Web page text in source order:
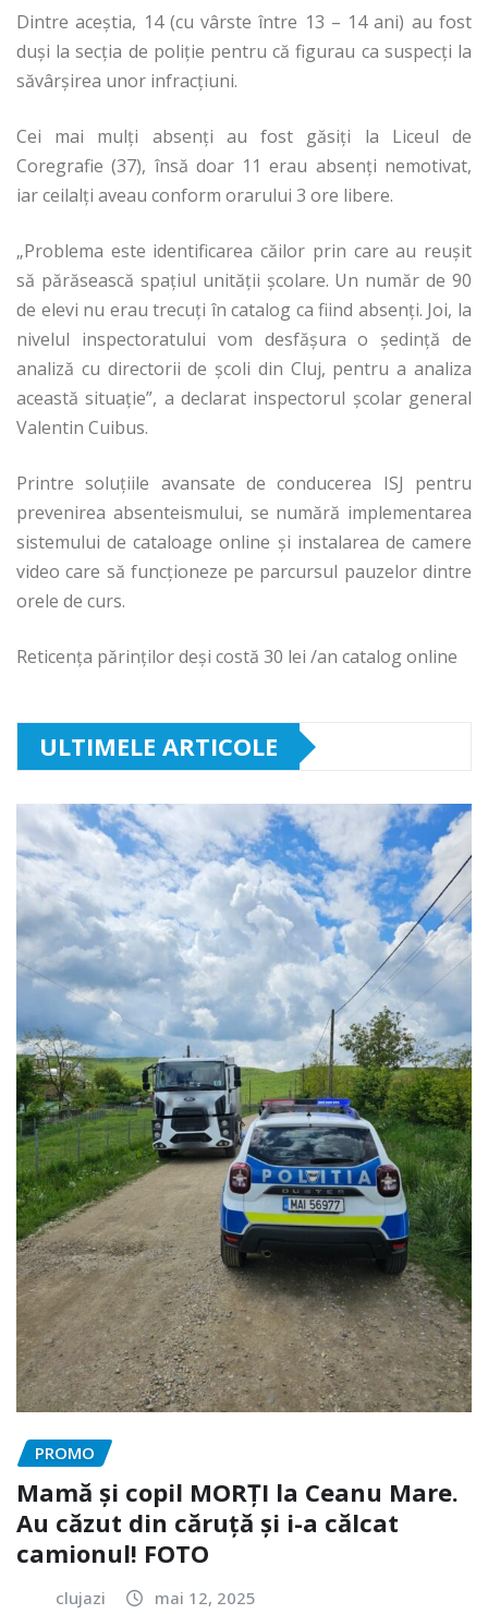
Dintre aceștia, 14 (cu vârste între 13 – 14 ani) au fost
duși la secția de poliție pentru că figurau ca suspecți la
săvârșirea unor infracțiuni.
Cei mai mulți absenți au fost găsiți la Liceul de
Coregrafie (37), însă doar 11 erau absenți nemotivat,
iar ceilalți aveau conform orarului 3 ore libere.
„Problema este identificarea căilor prin care au reușit
să părăsească spațiul unității școlare. Un număr de 90
de elevi nu erau trecuți în catalog ca fiind absenți. Joi, la
nivelul inspectoratului vom desfășura o ședință de
analiză cu directorii de școli din Cluj, pentru a analiza
această situație”, a declarat inspectorul școlar general
Valentin Cuibus.
Printre soluțiile avansate de conducerea ISJ pentru
prevenirea absenteismului, se numără implementarea
sistemului de cataloage online și instalarea de camere
video care să funcționeze pe parcursul pauzelor dintre
orele de curs.
Reticența părinților deși costă 30 lei /an catalog online
ULTIMELE ARTICOLE
PROMO
Mamă și copil MORȚI la Ceanu Mare.
Au căzut din căruță și i-a călcat
camionul! FOTO
clujazi mai 12, 2025